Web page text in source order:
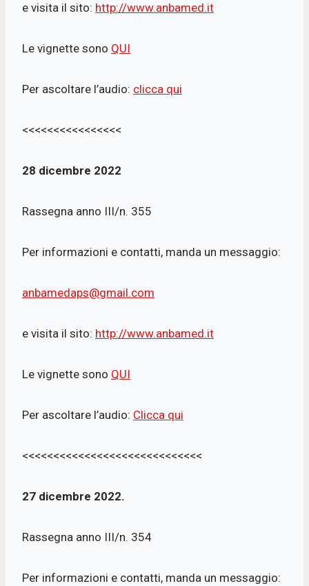
e visita il sito: http://www.anbamed.it
Le vignette sono QUI
Per ascoltare l’audio: clicca qui
<<<<<<<<<<<<<<<<
28 dicembre 2022
Rassegna anno III/n. 355
Per informazioni e contatti, manda un messaggio:
anbamedaps@gmail.com
e visita il sito: http://www.anbamed.it
Le vignette sono QUI
Per ascoltare l’audio: Clicca qui
<<<<<<<<<<<<<<<<<<<<<<<<<<<<<
27 dicembre 2022.
Rassegna anno III/n. 354
Per informazioni e contatti, manda un messaggio: